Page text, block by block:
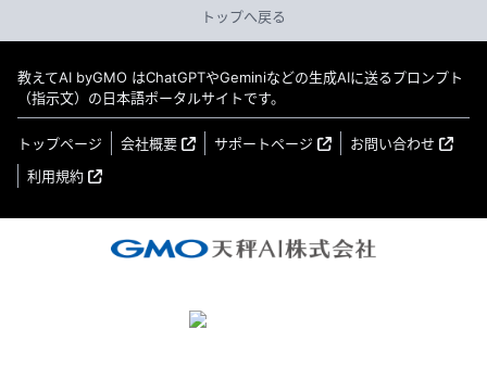
トップへ戻る
教えてAI byGMO はChatGPTやGeminiなどの生成AIに送るプロンプト
（指示文）の日本語ポータルサイトです。
トップページ 会社概要 サポートページ
お問い合わせ
利用規約